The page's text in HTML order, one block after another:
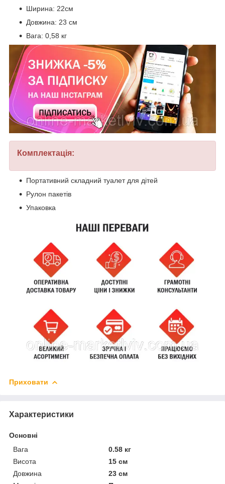
Ширина: 22см
Довжина: 23 см
Вага: 0,58 кг
Комплектація:
Портативний складний туалет для дітей
Рулон пакетів
Упаковка
Приховати
Характеристики
Основні
Вага
0.58 кг
Висота
15 см
Довжина
23 см